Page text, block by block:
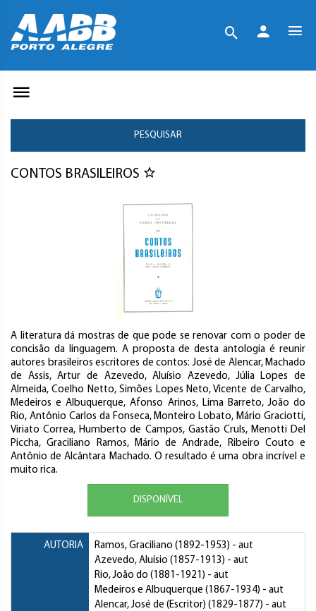
PESQUISAR
CONTOS BRASILEIROS
A literatura dá mostras de que pode se renovar com o poder de
concisão da linguagem. A proposta de desta antologia é reunir
autores brasileiros escritores de contos: José de Alencar, Machado
de Assis, Artur de Azevedo, Aluísio Azevedo, Júlia Lopes de
Almeida, Coelho Netto, Simões Lopes Neto, Vicente de Carvalho,
Medeiros e Albuquerque, Afonso Arinos, Lima Barreto, João do
Rio, Antônio Carlos da Fonseca, Monteiro Lobato, Mário Graciotti,
Viriato Correa, Humberto de Campos, Gastão Cruls, Menotti Del
Piccha, Graciliano Ramos, Mário de Andrade, Ribeiro Couto e
Antônio de Alcântara Machado. O resultado é uma obra incrível e
muito rica.
DISPONÍVEL
AUTORIA Ramos, Graciliano (1892-1953) - aut
Azevedo, Aluísio (1857-1913) - aut
Rio, João do (1881-1921) - aut
Medeiros e Albuquerque (1867-1934) - aut
Alencar, José de (Escritor) (1829-1877) - aut